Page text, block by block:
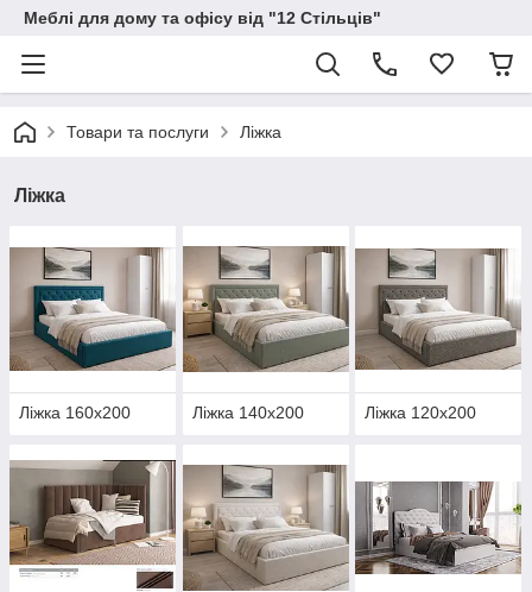
Меблі для дому та офісу від "12 Стільців"
Товари та послуги Ліжка
Ліжка
Ліжка 160х200 Ліжка 140х200 Ліжка 120х200